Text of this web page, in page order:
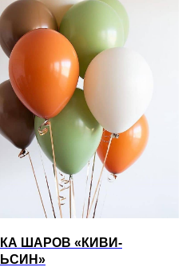
ШАРОВ «КИВИ-